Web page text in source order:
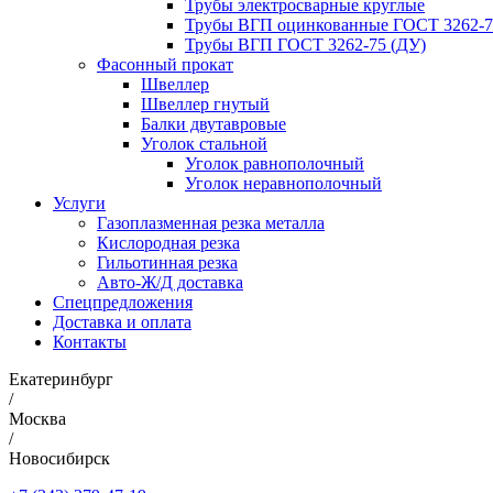
Трубы электросварные круглые
Трубы ВГП оцинкованные ГОСТ 3262-
Трубы ВГП ГОСТ 3262-75 (ДУ)
Фасонный прокат
Швеллер
Швеллер гнутый
Балки двутавровые
Уголок стальной
Уголок равнополочный
Уголок неравнополочный
Услуги
Газоплазменная резка металла
Кислородная резка
Гильотинная резка
Авто-Ж/Д доставка
Спецпредложения
Доставка и оплата
Контакты
Екатеринбург
/
Москва
/
Новосибирск